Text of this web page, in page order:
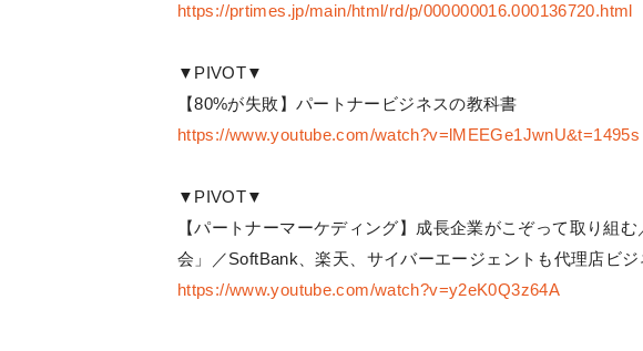
https://prtimes.jp/main/html/rd/p/000000016.000136720.html
▼PIVOT▼
【80%が失敗】パートナービジネスの教科書
https://www.youtube.com/watch?v=lMEEGe1JwnU&t=1495s
▼PIVOT▼
【パートナーマーケディング】成長企業がこぞって取り組
会」／SoftBank、楽天、サイバーエージェントも代理店ビジ
https://www.youtube.com/watch?v=y2eK0Q3z64A